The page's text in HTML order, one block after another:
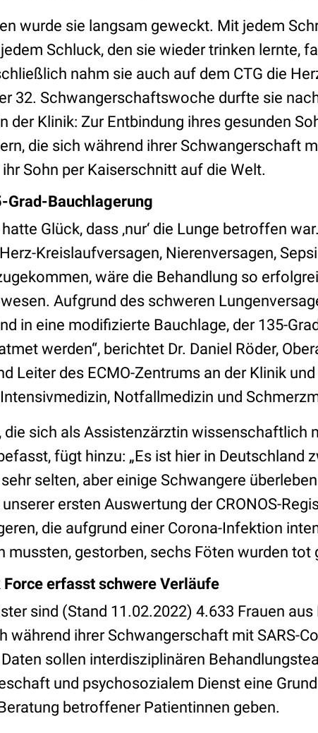
wurde sie langsam geweckt. Mit jedem
Schluck, den sie wieder trinken lernte,
nahm sie auch auf dem CTG die
32. Schwangerschaftswoche durfte sie
der Klinik: Zur Entbindung ihres gesunden
die sich während ihrer Schwangerschaft
Sohn per Kaiserschnitt auf die Welt.
Grad-Bauchlagerung
Glück, dass ‚nur‘ die Lunge betroffen
Kreislaufversagen, Nierenversagen,
wäre die Behandlung so
Aufgrund des schweren
in eine modifizierte Bauchlage, der 135-
werden“, berichtet Dr. Daniel Röder,
Leiter des ECMO-Zentrums an der Klinik
Notfallmedizin und
die sich als Assistenzärztin wissenschaftlich
fügt hinzu: „Es ist hier in Deutschland
selten, aber einige Schwangere
ersten Auswertung der CRONOS-
die aufgrund einer Corona-Infektion
mussten, gestorben, sechs Föten wurden tot
Force erfasst schwere Verläufe
sind (Stand 11.02.2022) 4.633 Frauen
während ihrer Schwangerschaft mit SARS-
sollen interdisziplinären
und psychosozialem Dienst eine
betroffener Patientinnen geben.